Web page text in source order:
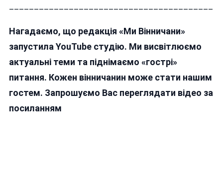
Нагадаємо, що редакція «Ми Вінничани»
запустила YouTube студію. Ми висвітлюємо
актуальні теми та піднімаємо «гострі»
питання. Кожен вінничанин може стати нашим
гостем. Запрошуємо Вас переглядати відео за
посиланням